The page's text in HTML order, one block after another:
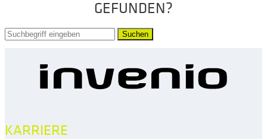
GEFUNDEN?
Suchen
KARRIERE